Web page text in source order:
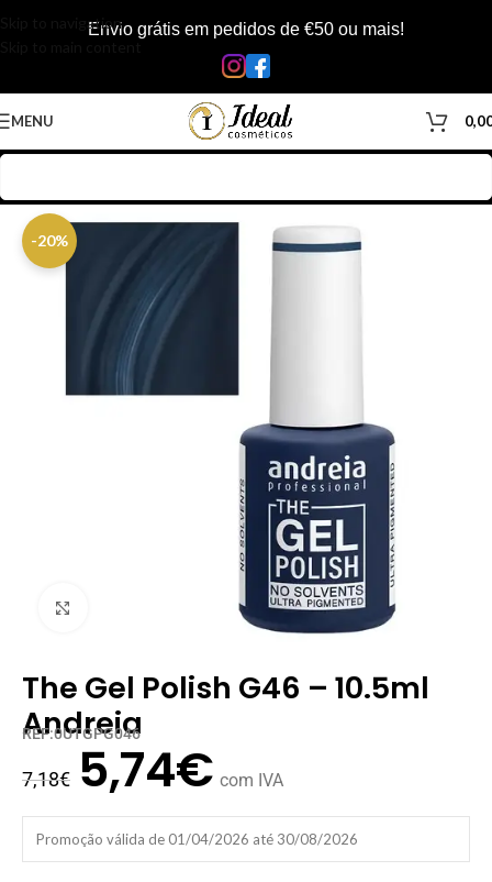
Skip to navigationEnvio grátis em pedidos de €50 ou mais!
MENU
-20%
The Gel Polish G46 – 10.5ml
Andreia
REF:0UTGPG046
7,18€ 5,74€ com IVA
Promoção válida de 01/04/2026 até 30/08/2026